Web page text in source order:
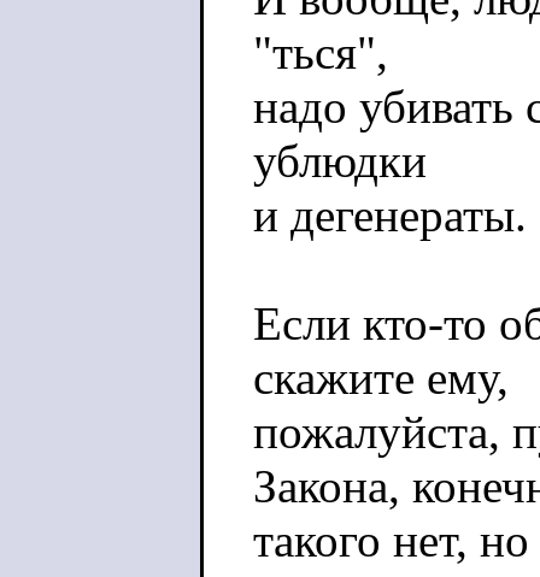
"ться",
надо убивать
ублюдки
и дегенераты.
Если кто-то
скажите ему,
пожалуйста,
Закона,
такого нет,